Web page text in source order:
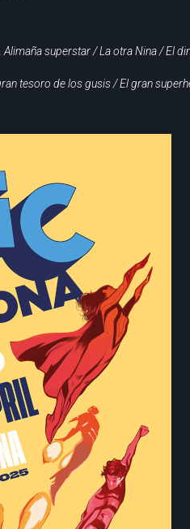
Alimaña superstar / La otra Nina / El
tesoro de los gusis / El gran